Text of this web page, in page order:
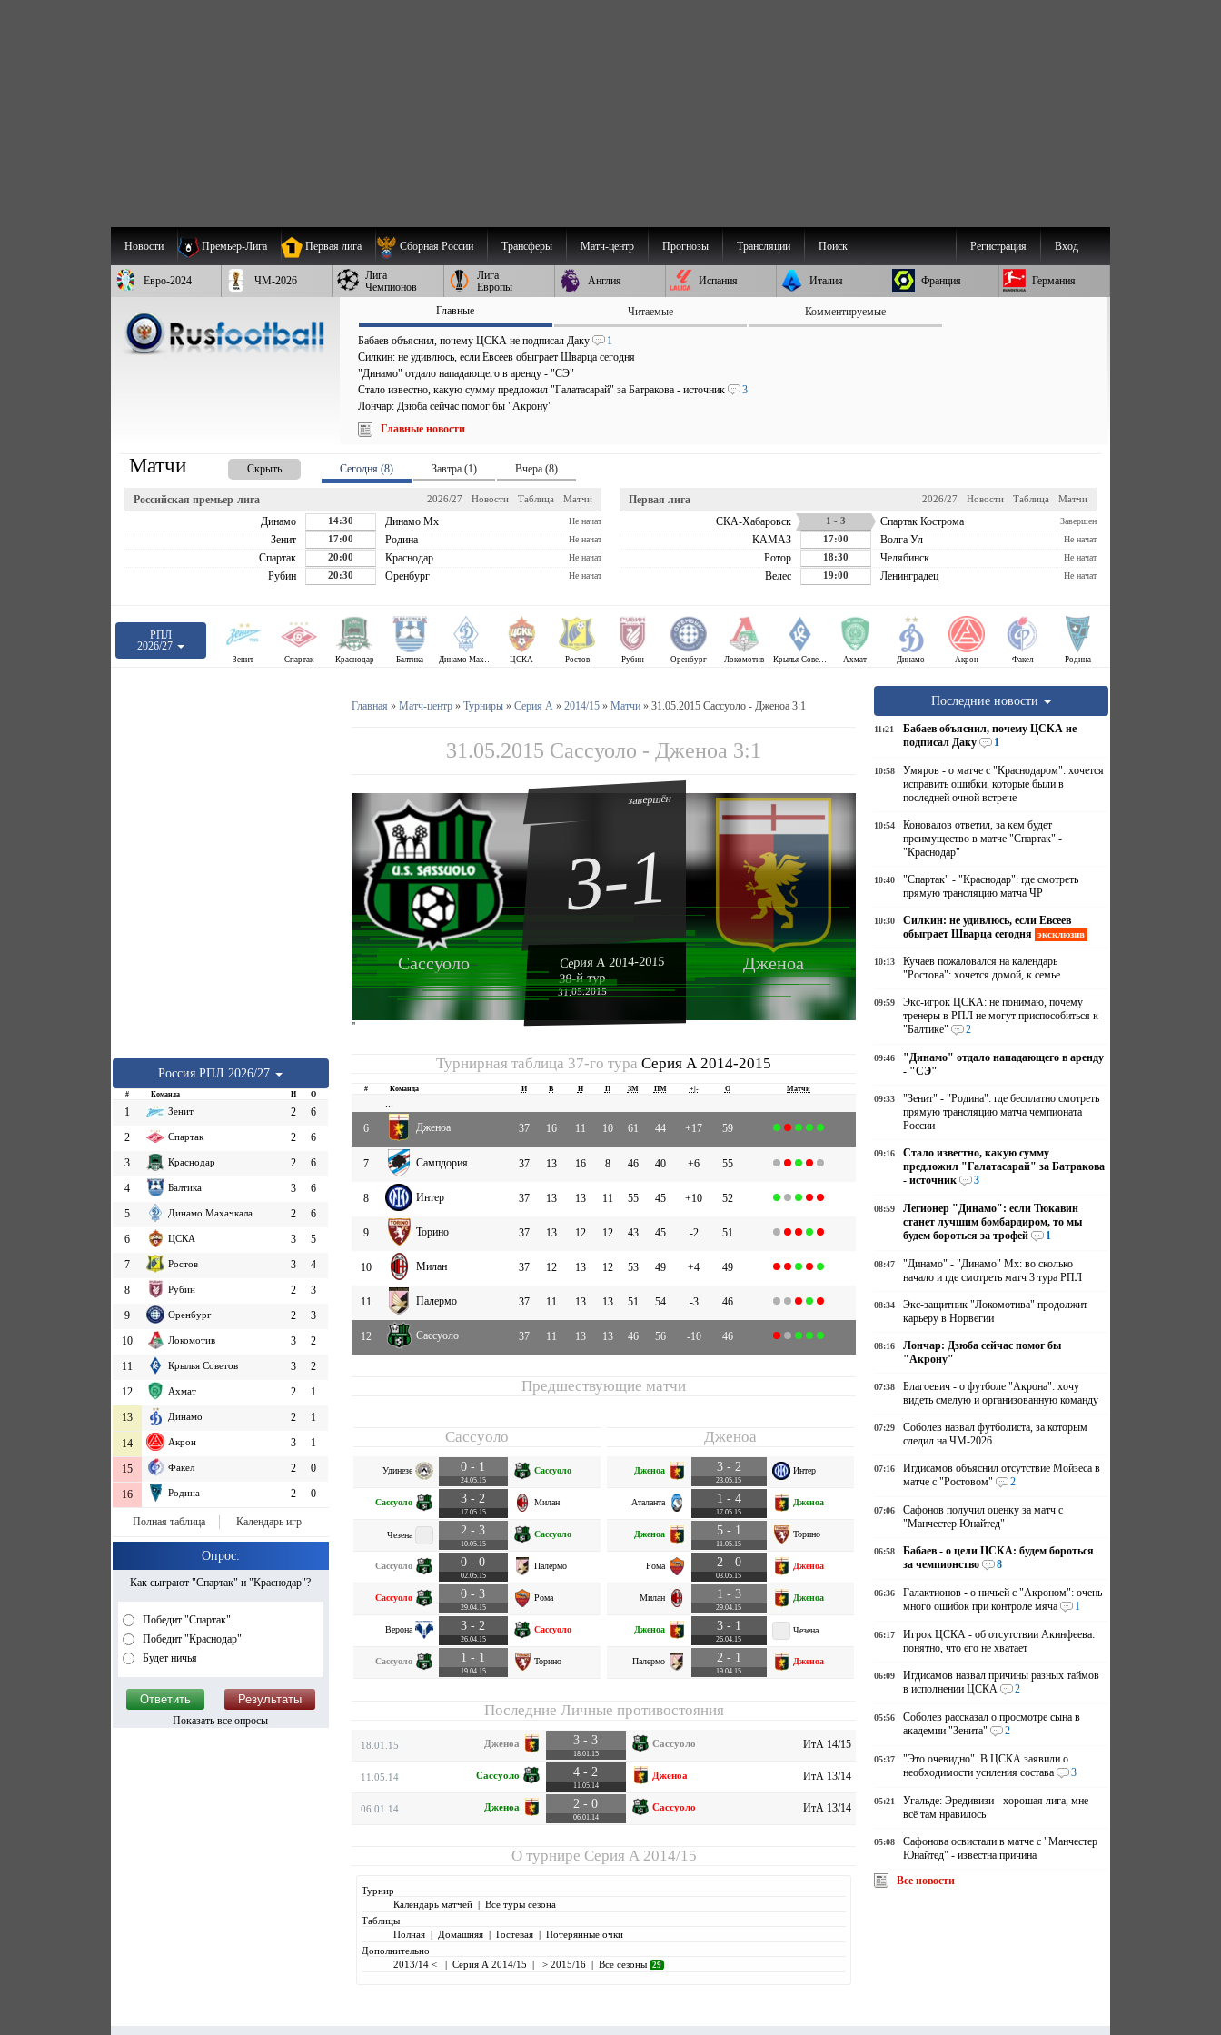
Новости Премьер-Лига Первая лига Сборная России Трансферы Матч-центр Прогнозы Трансляции Поиск Вход
Регистрация
Евро-2024 ЧМ-2026
Лига
Чемпионов
Лига
Европы
Англия Испания Италия Франция Германия
Главные Читаемые Комментируемые
Бабаев объяснил, почему ЦСКА не подписал Даку
1
Силкин: не удивлюсь, если Евсеев обыграет Шварца сегодня
"Динамо" отдало нападающего в аренду - "СЭ"
Стало известно, какую сумму предложил "Галатасарай" за Батракова - источник
3
Лончар: Дзюба сейчас помог бы "Акрону"
Главные новости
Матчи Скрыть Сегодня (8) Завтра (1) Вчера (8)
Российская премьер-лига Матчи
Таблица
Новости
2026/27
Динамо 14:30 Динамо Мх Не начат
Зенит 17:00 Родина Не начат
Спартак 20:00 Краснодар Не начат
Рубин 20:30 Оренбург Не начат
Первая лига Матчи
Таблица
Новости
2026/27
СКА-Хабаровск 1 - 3 Спартак Кострома Завершен
КАМАЗ 17:00 Волга Ул Не начат
Ротор 18:30 Челябинск Не начат
Велес 19:00 Ленинградец Не начат
РПЛ
2026/27
Зенит Спартак Краснодар Балтика Динамо Махачкала ЦСКА Ростов Рубин Оренбург Локомотив Крылья Советов Ахмат Динамо Акрон Факел Родина
Россия РПЛ 2026/27
# Команда И О
1 Зенит 2
6
2
Спартак 2
6
3
Краснодар 2
6
4
Балтика 3
6
5
Динамо Махачкала 2
6
6
ЦСКА 3
5
7
Ростов 3
4
8
Рубин 2
3
9
Оренбург 2
3
10
Локомотив 3
2
11
Крылья Советов 3
2
12
Ахмат 2
1
13
Динамо 2 1
14 Акрон 3 1
15 Факел 2 0
16 Родина 2 0
Полная таблица Календарь игр
Опрос:
Как сыграют "Спартак" и "Краснодар"?
Победит "Спартак"
Победит "Краснодар"
Будет ничья
Показать все опросы
Главная » Матч-центр» Турниры» Серия А» 2014/15» Матчи» 31.05.2015 Сассуоло - Дженоа 3:1
31.05.2015 Сассуоло - Дженоа 3:1
Сассуоло Дженоа
завершён
3-1
Серия А 2014-2015
38-й тур
31.05.2015
''
Турнирная таблица 37-го тураСерия А 2014-2015
# Команда И В Н П ЗМ ПМ +|- О Матчи
...
6
Дженоа 37 16 11 10 61 44 +17 59
7 Сампдория 37 13 16 8 46 40 +6 55
8 Интер 37 13 13 11 55 45 +10 52
9 Торино 37 13 12 12 43 45 -2 51
10 Милан 37 12 13 12 53 49 +4 49
11 Палермо 37 11 13 13 51 54 -3 46
12 Сассуоло 37 11 13 13 46 56 -10 46
Предшествующие матчи
Сассуоло
Удинезе 0 - 1
24.05.15
Сассуоло
Сассуоло 3 - 2
17.05.15
Милан
Чезена 2 - 3
10.05.15
Сассуоло
Сассуоло 0 - 0
02.05.15
Палермо
Сассуоло 0 - 3
29.04.15
Рома
Верона 3 - 2
26.04.15
Сассуоло
Сассуоло 1 - 1
19.04.15
Торино
Дженоа
Дженоа 3 - 2
23.05.15
Интер
Аталанта 1 - 4
17.05.15
Дженоа
Дженоа 5 - 1
11.05.15
Торино
Рома 2 - 0
03.05.15
Дженоа
Милан 1 - 3
29.04.15
Дженоа
Дженоа 3 - 1
26.04.15
Чезена
Палермо 2 - 1
19.04.15
Дженоа
Последние Личные противостояния
18.01.15 Дженоа 3 - 3
18.01.15
Сассуоло ИтА 14/15
11.05.14 Сассуоло 4 - 2
11.05.14
Дженоа ИтА 13/14
06.01.14 Дженоа 2 - 0
06.01.14
Сассуоло ИтА 13/14
О турнире Серия А 2014/15
Турнир
Календарь матчей| Все туры сезона
Таблицы
Полная| Домашняя| Гостевая| Потерянные очки
Дополнительно
2013/14 <
| Серия А 2014/15 | > 2015/16| Все сезоны 29
Последние новости
11:21
Бабаев объяснил, почему ЦСКА не
подписал Даку
1
10:58
Умяров - о матче с "Краснодаром": хочется
исправить ошибки, которые были в
последней очной встрече
10:54
Коновалов ответил, за кем будет
преимущество в матче "Спартак" -
"Краснодар"
10:40
"Спартак" - "Краснодар": где смотреть
прямую трансляцию матча ЧР
10:30
Силкин: не удивлюсь, если Евсеев
обыграет Шварца сегодня
эксклюзив
10:13
Кучаев пожаловался на календарь
"Ростова": хочется домой, к семье
09:59
Экс-игрок ЦСКА: не понимаю, почему
тренеры в РПЛ не могут приспособиться к
"Балтике"
2
09:46
"Динамо" отдало нападающего в аренду
- "СЭ"
09:33
"Зенит" - "Родина": где бесплатно смотреть
прямую трансляцию матча чемпионата
России
09:16
Стало известно, какую сумму
предложил "Галатасарай" за Батракова
- источник
3
08:59
Легионер "Динамо": если Тюкавин
станет лучшим бомбардиром, то мы
будем бороться за трофей
1
08:47
"Динамо" - "Динамо" Мх: во сколько
начало и где смотреть матч 3 тура РПЛ
08:34
Экс-защитник "Локомотива" продолжит
карьеру в Норвегии
08:16
Лончар: Дзюба сейчас помог бы
"Акрону"
07:38
Благоевич - о футболе "Акрона": хочу
видеть смелую и организованную команду
07:29
Соболев назвал футболиста, за которым
следил на ЧМ-2026
07:16
Игдисамов объяснил отсутствие Мойзеса в
матче с "Ростовом"
2
07:06
Сафонов получил оценку за матч с
"Манчестер Юнайтед"
06:58
Бабаев - о цели ЦСКА: будем бороться
за чемпионство
8
06:36
Галактионов - о ничьей с "Акроном": очень
много ошибок при контроле мяча
1
06:17
Игрок ЦСКА - об отсутствии Акинфеева:
понятно, что его не хватает
06:09
Игдисамов назвал причины разных таймов
в исполнении ЦСКА
2
05:56
Соболев рассказал о просмотре сына в
академии "Зенита"
2
05:37
"Это очевидно". В ЦСКА заявили о
необходимости усиления состава
3
05:21
Угальде: Эредивизи - хорошая лига, мне
всё там нравилось
05:08
Сафонова освистали в матче с "Манчестер
Юнайтед" - известна причина
Все новости